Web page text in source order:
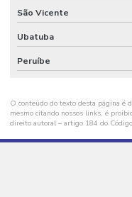
Fornecedores De Bobinas
Fornecimento De Aparas
Fornecimento De Aparas
Grãos De Plástico
Grãos De Plástico Canela
São Vicente
Ubatuba
Peruíbe
O conteúdo do texto desta página é
mesmo citando nossos links, é
direito autoral – artigo 184 do